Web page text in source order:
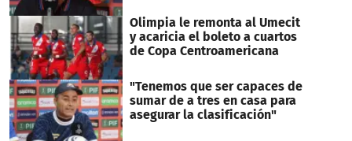
Olimpia le remonta al Umecit
y acaricia el boleto a cuartos
de Copa Centroamericana
"Tenemos que ser capaces de
sumar de a tres en casa para
asegurar la clasificación"